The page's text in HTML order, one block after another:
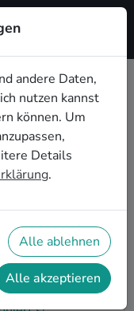
in
Hochzeitsband
bist du hier
in
Highlight
richtige Live-
andere Daten,
nutzen kannst
können. Um
Details
.
Alle ablehnen
Alle akzeptieren